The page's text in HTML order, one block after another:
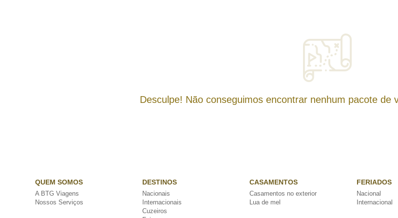
Desculpe! Não conseguimos encontrar nenhum pacote de
QUEM SOMOS
A BTG Viagens
Nossos Serviços
DESTINOS
Nacionais
Internacionais
Cuzeiros
CASAMENTOS
Casamentos no exterior
Lua de mel
FERIADOS
Nacional
Internacional